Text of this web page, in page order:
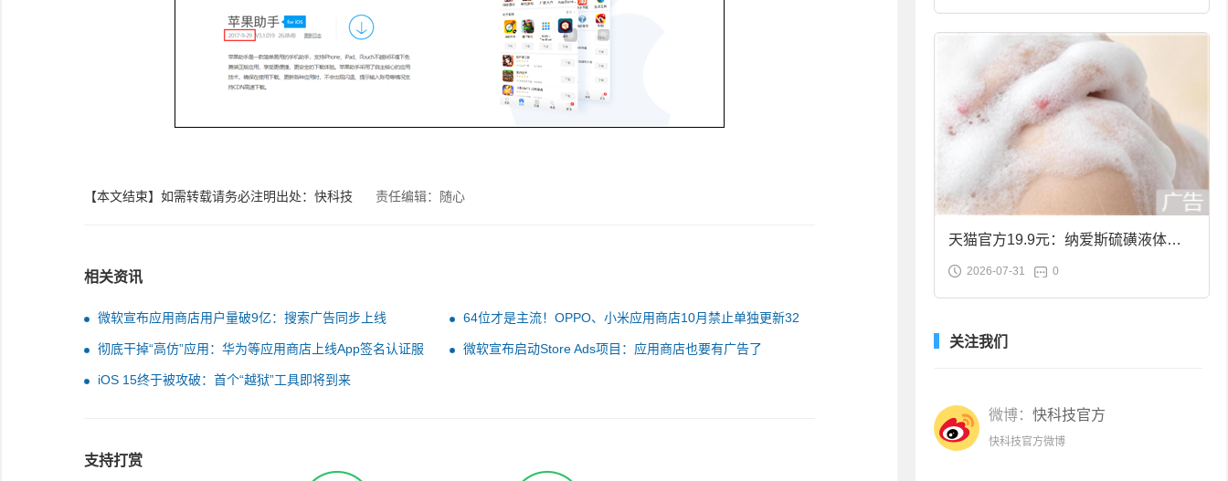
【本文结束】如需转载请务必注明出处：快科技 责任编辑：随心
相关资讯
微软宣布应用商店用户量破9亿：搜索广告同步上线
64位才是主流！OPPO、小米应用商店10月禁止单独更新32
位App
彻底干掉“高仿”应用：华为等应用商店上线App签名认证服
微软宣布启动Store Ads项目：应用商店也要有广告了
iOS 15终于被攻破：首个“越狱”工具即将到来
支持打赏
天猫官方19.9元：纳爱斯硫磺液体香
皂2斤大促
2026-07-31 0
关注我们
微博： 快科技官方
快科技官方微博